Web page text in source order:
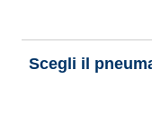
Scegli il